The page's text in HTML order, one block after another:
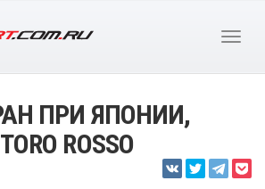
ПРИ ЯПОНИИ,
ROSSO